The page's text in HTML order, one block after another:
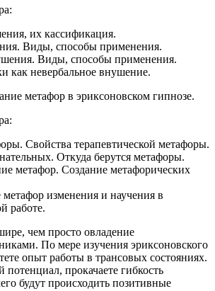
их кассификация.
Виды, способы применения.
Виды, способы применения.
как невербальное внушение.
метафор в эриксоновском гипнозе.
Свойства терапевтической метафоры.
Откуда берутся метафоры.
метафор. Создание метафорических
изменения и научения в
работе.
чем просто овладение
По мере изучения эриксоновского
опыт работы в трансовых состояниях.
потенциал, прокачаете гибкость
будут происходить позитивные